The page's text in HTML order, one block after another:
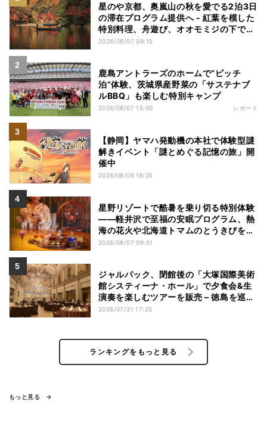
星のや京都、奥嵐山の秋を愛でる2泊3日
の滞在プログラム提供へ - 紅葉を模した
特別料理、舟遊び、オオモミジの下でお
こなう深呼吸など
2026/08/07 09:15
鹿島アントラーズのホームで“ピッチ
泊”体験、茨城県産野菜の「サステナブ
ルBBQ」も楽しむ特別キャンプ
2026/08/07 15:00 レポート
【静岡】ヤマハ発動機の本社で体験型謎
解きイベント「謎とめぐる記憶の旅」開
催中
2026/08/06 16:35
星野リゾートで酷暑を乗り切る特別体験
——軽井沢で至福の安眠プログラム、熱
海の花火や北海道トマムのとうきびを主
役にしたアフタヌーンティー
2026/08/07 09:51
ジャルパック、閉館後の「大塚国際美術
館システィーナ・ホール」で夕食会&生
演奏を楽しむツアーを販売 – 徳島を巡る
5つのコース
2026/07/31 17:25
ランキングをもっと見る
もっと見る